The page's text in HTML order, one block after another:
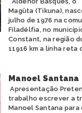
Magüta (Tikuna),
julho de 1976 na
Filadélfia, no
Constant, na região
11916 km a linha reta
Manoel Santana
Apresentação
trabalho escrever a
Manoel Santana para